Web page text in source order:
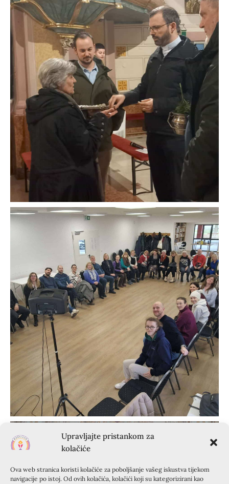
Upravljajte pristankom za
kolačiće
Ova web stranica koristi kolačiće za poboljšanje vašeg iskustva tijekom
navigacije po istoj. Od ovih kolačića, kolačići koji su kategorizirani kao